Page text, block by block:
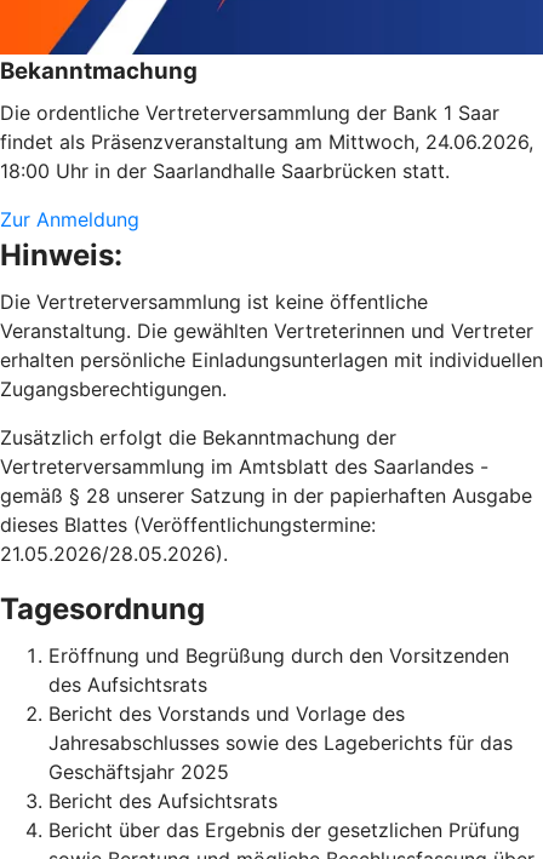
Bekanntmachung
Die ordentliche Vertreterversammlung der Bank 1 Saar
findet als Präsenzveranstaltung am Mittwoch, 24.06.2026,
18:00 Uhr in der Saarlandhalle Saarbrücken statt.
Zur Anmeldung
Hinweis:
Die Vertreterversammlung ist keine öffentliche
Veranstaltung. Die gewählten Vertreterinnen und Vertreter
erhalten persönliche Einladungsunterlagen mit individuellen
Zugangsberechtigungen.
Zusätzlich erfolgt die Bekanntmachung der
Vertreterversammlung im Amtsblatt des Saarlandes -
gemäß § 28 unserer Satzung in der papierhaften Ausgabe
dieses Blattes (Veröffentlichungstermine:
21.05.2026/28.05.2026).
Tagesordnung
Eröffnung und Begrüßung durch den Vorsitzenden
des Aufsichtsrats
Bericht des Vorstands und Vorlage des
Jahresabschlusses sowie des Lageberichts für das
Geschäftsjahr 2025
Bericht des Aufsichtsrats
Bericht über das Ergebnis der gesetzlichen Prüfung